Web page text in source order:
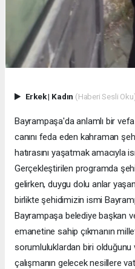
Erkek| Kadın (Haberi Sesli
Bayrampaşa'da anlamlı bir
canını feda eden kahraman
hatırasını yaşatmak amacıyla
Gerçekleştirilen programda
gelirken, duygu dolu anlar
birlikte şehidimizin ismi
Bayrampaşa belediye başkan
emanetine sahip çıkmanın
sorumluluklardan biri olduğunu
çalışmanın gelecek nesillere